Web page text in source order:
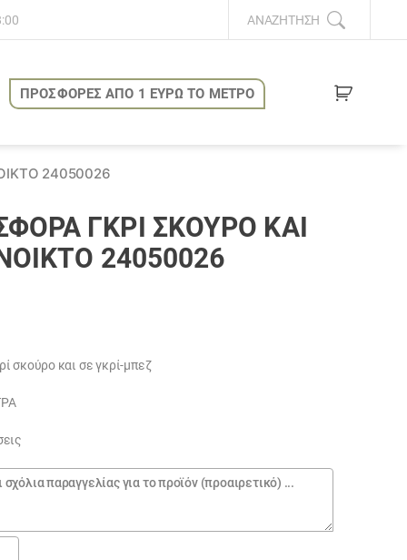
ΑΝΑΖΉΤΗΣΗ
ΠΡΟΣΦΟΡΕΣ ΑΠΟ 1 ΕΥΡΩ ΤΟ ΜΕΤΡΟ
24050026
ΓΚΡΊ ΣΚΟΥΡΟ ΚΑΙ
24050026
σκούρο και σε γκρί-μπεζ